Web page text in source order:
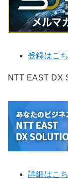
登録はこ
NTT EAST DX
詳細はこ